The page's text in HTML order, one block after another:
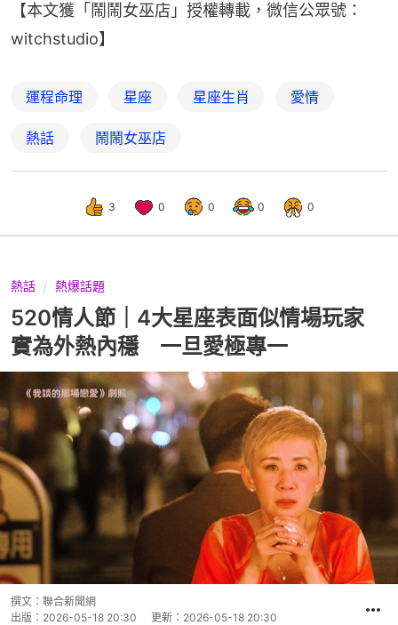
【本文獲「鬧鬧女巫店」授權轉載，微信公眾號：
witchstudio】
運程命理 星座 星座生肖 愛情
熱話 鬧鬧女巫店
3 0 0 0 0
熱話 熱爆話題
520情人節｜4大星座表面似情場玩家
實為外熱內穩 一旦愛極專一
撰文： 聯合新聞網
出版： 2026-05-18 20:30 更新： 2026-05-18 20:30